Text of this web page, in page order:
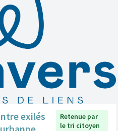
exilés
Retenue par
le tri citoyen